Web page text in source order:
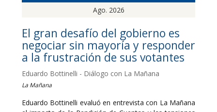
Ago. 2026
El gran desafío del gobierno es
negociar sin mayoría y responder
a la frustración de sus votantes
Eduardo Bottinelli - Diálogo con La Mañana
La Mañana
Eduardo Bottinelli evaluó en entrevista con La Mañana